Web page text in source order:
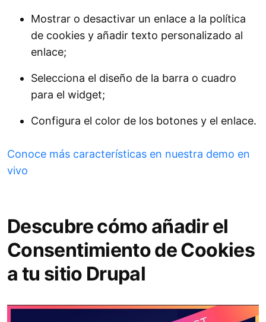
Mostrar o desactivar un enlace a la política
de cookies y añadir texto personalizado al
enlace;
Selecciona el diseño de la barra o cuadro
para el widget;
Configura el color de los botones y el enlace.
Conoce más características en nuestra demo en
vivo
Descubre cómo añadir el
Consentimiento de Cookies
a tu sitio Drupal